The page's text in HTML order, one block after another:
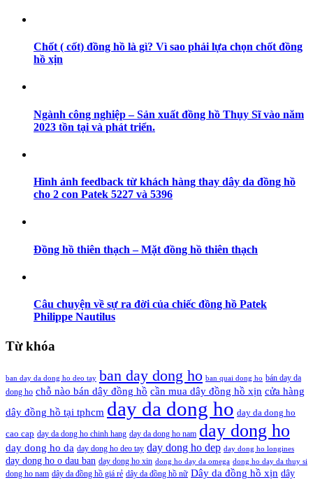
Chốt ( cốt) đồng hồ là gì? Vì sao phải lựa chọn chốt đồng
hồ xịn
Ngành công nghiệp – Sản xuất đồng hồ Thụy Sĩ vào năm
2023 tồn tại và phát triển.
Hình ảnh feedback từ khách hàng thay dây da đồng hồ
cho 2 con Patek 5227 và 5396
Đồng hồ thiên thạch – Mặt đồng hồ thiên thạch
Câu chuyện về sự ra đời của chiếc đồng hồ Patek
Philippe Nautilus
Từ khóa
ban day da dong ho deo tay ban day dong ho ban quai dong ho bán day da
dong ho chỗ nào bán dây đồng hồ cần mua dây đồng hồ xịn cửa hàng
dây đồng hồ tại tphcm day da dong ho day da dong ho
cao cap day da dong ho chinh hang day da dong ho nam day dong ho
day dong ho da day dong ho deo tay day dong ho dep day dong ho longines
day dong ho o dau ban day dong ho xin dong ho day da omega dong ho day da thuy si
dong ho nam dây da đồng hồ giá rẻ dây da đồng hồ nữ Dây da đồng hồ xịn dây